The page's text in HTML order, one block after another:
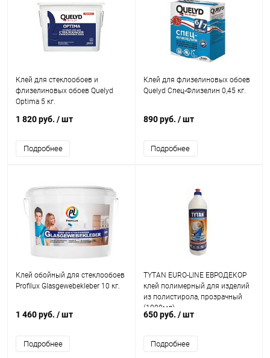
Клей для стеклообоев и
флизелиновых обоев Quelyd
Optima 5 кг.
1 820 руб. / шт
Подробнее
Клей для флизелиновых обоев
Quelyd Спец-Флизелин 0,45 кг.
890 руб. / шт
Подробнее
Клей обойный для стеклообоев
Profilux Glasgewebekleber 10 кг.
1 460 руб. / шт
Подробнее
TYTAN EURO-LINE ЕВРОДЕКОР
клей полимерный для изделий
из полистирола, прозрачный
(1000мл)
650 руб. / шт
Подробнее